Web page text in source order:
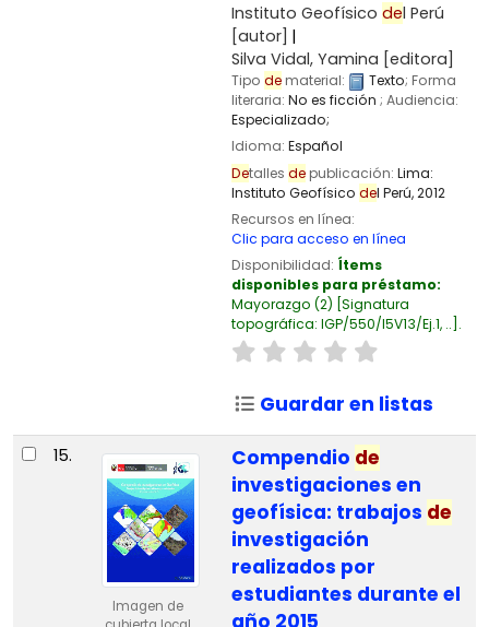
Instituto Geofísico del Perú
[autor]
Silva Vidal, Yamina [editora]
Tipo dematerial: Texto; Forma
literaria: No es ficción ; Audiencia:
Especializado;
Idioma: Español
Detalles depublicación: Lima:
Instituto Geofísico del Perú,2012
Recursos en línea:
Clic para acceso en línea
Disponibilidad: Ítems
disponibles para préstamo:
Mayorazgo (2) Signatura
topográfica: IGP/550/I5V13/Ej.1, .. .
Guardar en listas
15.
Imagen de
Compendio de
investigaciones en
geofísica: trabajos de
investigación
realizados por
estudiantes durante el
año 2015